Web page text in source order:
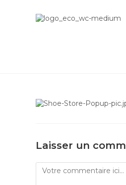
Laisser un